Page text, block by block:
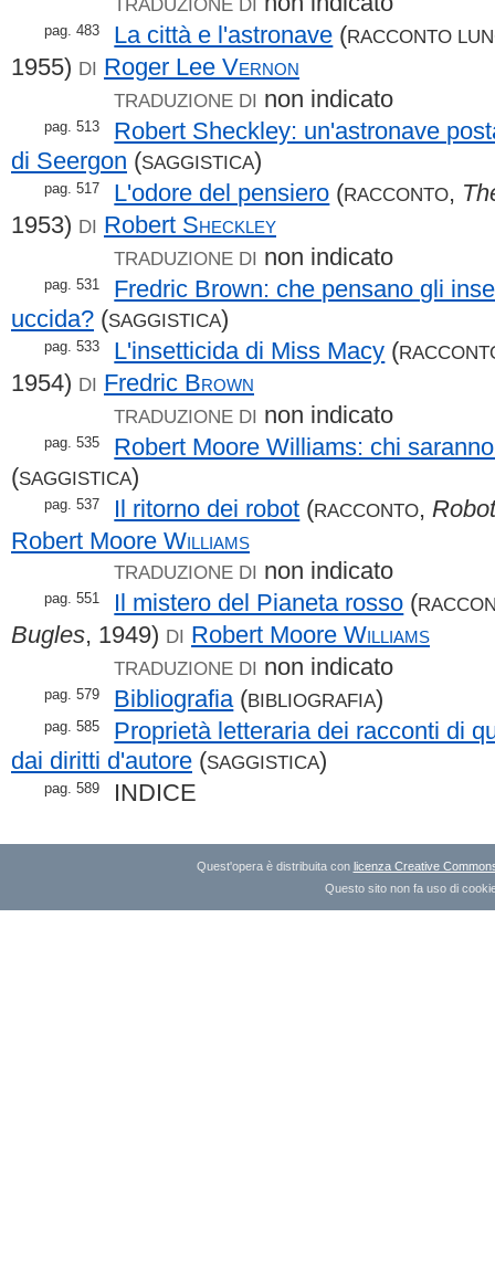
pag. 483 La città e l'astronave (RACCONTO
1955) DI Roger Lee Vernon
TRADUZIONE DI non indicato
pag. 513
Robert Sheckley: un'astronave
di Seergon (SAGGISTICA)
pag. 517 L'odore del pensiero (RACCONTO,
1953) DI Robert Sheckley
TRADUZIONE DI non indicato
pag. 531
Fredric Brown: che pensano gli
uccida? (SAGGISTICA)
pag. 533 L'insetticida di Miss Macy (
1954) DI Fredric Brown
TRADUZIONE DI non indicato
pag. 535
Robert Moore Williams: chi
(SAGGISTICA)
pag. 537 Il ritorno dei robot (RACCONTO,
Robert Moore Williams
TRADUZIONE DI non indicato
pag. 551 Il mistero del Pianeta rosso (
Bugles, 1949) DI Robert Moore Williams
TRADUZIONE DI non indicato
pag. 579 Bibliografia (BIBLIOGRAFIA)
pag. 585
Proprietà letteraria dei racconti di
dai diritti d'autore (SAGGISTICA)
pag. 589 INDICE
Quest'opera è distribuita con licenza Creative
Questo sito non fa uso di